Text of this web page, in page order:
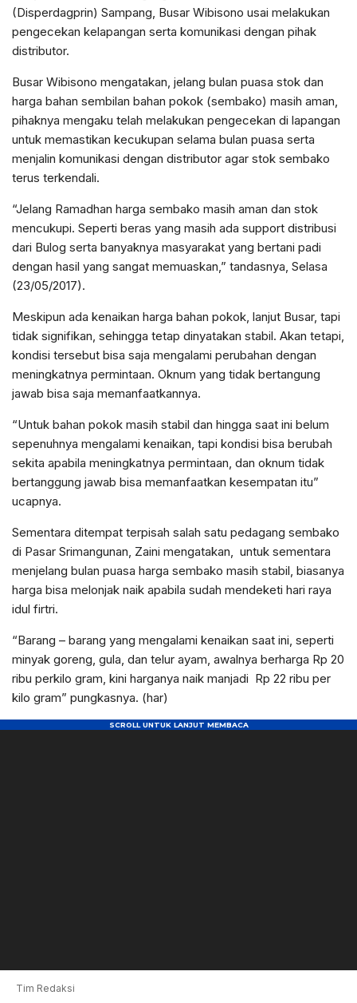
(Disperdagprin) Sampang, Busar Wibisono usai melakukan
pengecekan kelapangan serta komunikasi dengan pihak
distributor.
Busar Wibisono mengatakan, jelang bulan puasa stok dan
harga bahan sembilan bahan pokok (sembako) masih aman,
pihaknya mengaku telah melakukan pengecekan di lapangan
untuk memastikan kecukupan selama bulan puasa serta
menjalin komunikasi dengan distributor agar stok sembako
terus terkendali.
“Jelang Ramadhan harga sembako masih aman dan stok
mencukupi. Seperti beras yang masih ada support distribusi
dari Bulog serta banyaknya masyarakat yang bertani padi
dengan hasil yang sangat memuaskan,” tandasnya, Selasa
(23/05/2017).
Meskipun ada kenaikan harga bahan pokok, lanjut Busar, tapi
tidak signifikan, sehingga tetap dinyatakan stabil. Akan tetapi,
kondisi tersebut bisa saja mengalami perubahan dengan
meningkatnya permintaan. Oknum yang tidak bertangung
jawab bisa saja memanfaatkannya.
“Untuk bahan pokok masih stabil dan hingga saat ini belum
sepenuhnya mengalami kenaikan, tapi kondisi bisa berubah
sekita apabila meningkatnya permintaan, dan oknum tidak
bertanggung jawab bisa memanfaatkan kesempatan itu”
ucapnya.
Sementara ditempat terpisah salah satu pedagang sembako
di Pasar Srimangunan, Zaini mengatakan, untuk sementara
menjelang bulan puasa harga sembako masih stabil, biasanya
harga bisa melonjak naik apabila sudah mendeketi hari raya
idul firtri.
“Barang – barang yang mengalami kenaikan saat ini, seperti
minyak goreng, gula, dan telur ayam, awalnya berharga Rp 20
ribu perkilo gram, kini harganya naik manjadi Rp 22 ribu per
kilo gram” pungkasnya. (har)
Tim Redaksi